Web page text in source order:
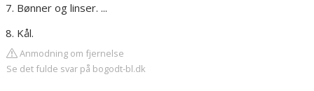
Bønner og linser. ...
Kål.
Anmodning om fjernelse
Se det fulde svar på bogodt-bl.dk